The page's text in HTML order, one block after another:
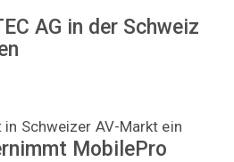
AG in der Schweiz
Schweizer AV-Markt ein
MobilePro